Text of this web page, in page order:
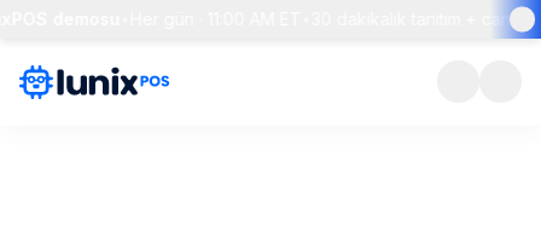
30 dakikalık tanıtım + canlı